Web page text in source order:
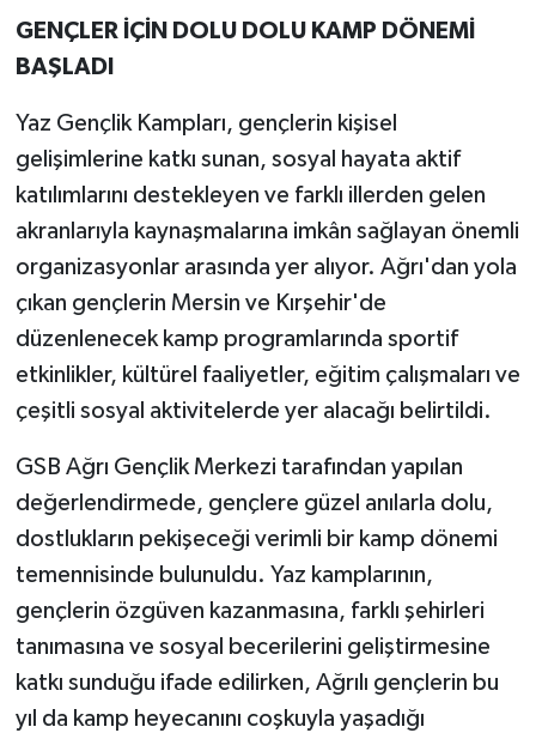
GENÇLER İÇİN DOLU DOLU KAMP DÖNEMİ
BAŞLADI
Yaz Gençlik Kampları, gençlerin kişisel
gelişimlerine katkı sunan, sosyal hayata aktif
katılımlarını destekleyen ve farklı illerden gelen
akranlarıyla kaynaşmalarına imkân sağlayan önemli
organizasyonlar arasında yer alıyor. Ağrı'dan yola
çıkan gençlerin Mersin ve Kırşehir'de
düzenlenecek kamp programlarında sportif
etkinlikler, kültürel faaliyetler, eğitim çalışmaları ve
çeşitli sosyal aktivitelerde yer alacağı belirtildi.
GSB Ağrı Gençlik Merkezi tarafından yapılan
değerlendirmede, gençlere güzel anılarla dolu,
dostlukların pekişeceği verimli bir kamp dönemi
temennisinde bulunuldu. Yaz kamplarının,
gençlerin özgüven kazanmasına, farklı şehirleri
tanımasına ve sosyal becerilerini geliştirmesine
katkı sunduğu ifade edilirken, Ağrılı gençlerin bu
yıl da kamp heyecanını coşkuyla yaşadığı